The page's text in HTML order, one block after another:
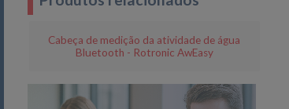
Cabeça de medição da atividade de água
Bluetooth - Rotronic AwEasy